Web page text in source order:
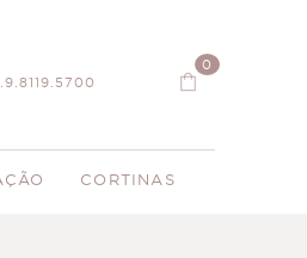
0
CORTINAS